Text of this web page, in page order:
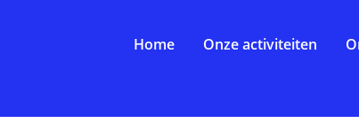
Home Onze activiteiten